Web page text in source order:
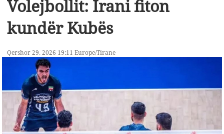
Volejbollit: Irani fiton
kundër Kubës
Qershor 29, 2026 19:11 Europe/Tirane